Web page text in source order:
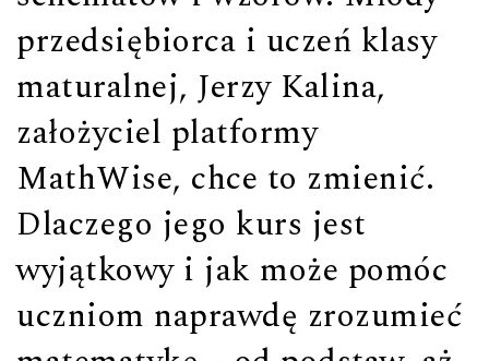
przedsiębiorca i uczeń klasy
maturalnej, Jerzy Kalina,
założyciel platformy
MathWise, chce to zmienić.
Dlaczego jego kurs jest
wyjątkowy i jak może pomóc
uczniom naprawdę zrozumieć